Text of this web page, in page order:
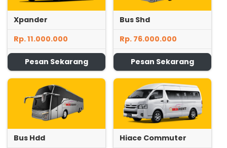
Xpander
Rp. 11.000.000
Pesan Sekarang
Bus Shd
Rp. 76.000.000
Pesan Sekarang
Bus Hdd
Hiace Commuter